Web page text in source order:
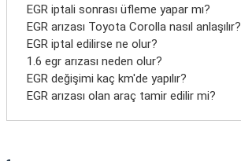
EGR iptali sonrası üfleme yapar mı?
EGR arızası Toyota Corolla nasıl anlaşılır?
EGR iptal edilirse ne olur?
1.6 egr arızası neden olur?
EGR değişimi kaç km'de yapılır?
EGR arızası olan araç tamir edilir mi?